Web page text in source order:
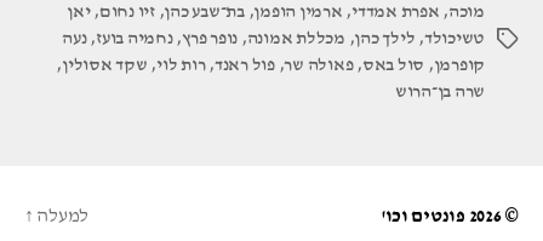
מחוה
למעצבים
תגיות
מוכה, אפרת אמדדי, ארמין הופמן,בת־שבע כהן,זיו נחום,יאן
טשיכולד, לילך כהן, מכללת אמונה, נופר פרץ,נחמיה בועז,נעה
קופרמן, סול באס,פאולה שר,פול ראנד,רות לוי, שקד אסולין,
שרה בן־הרוש
© 2026 פונטים וכו' למעלה ↑